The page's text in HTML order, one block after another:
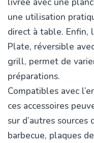
une utilisation
direct à table. Enfin,
Plate, réversible
grill, permet de
préparations.
Compatibles avec
ces accessoires
sur d’autres
barbecue, plaques